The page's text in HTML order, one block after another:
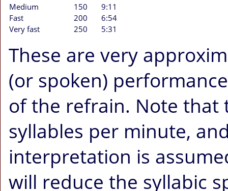
Medium
150
9:11
Fast
200
6:54
Very fast
250 5:31
These are very
(or spoken)
of the refrain. Note that
syllables per minute,
interpretation is
will reduce the syllabic